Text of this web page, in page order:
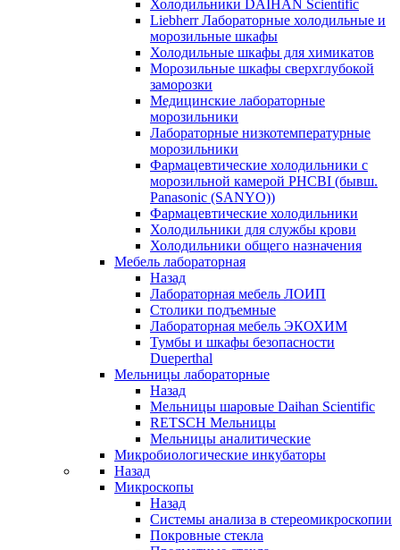
Холодильники DAIHAN Scientific
Liebherr Лабораторные холодильные и
морозильные шкафы
Холодильные шкафы для химикатов
Морозильные шкафы сверхглубокой
заморозки
Медицинские лабораторные
морозильники
Лабораторные низкотемпературные
морозильники
Фармацевтические холодильники с
морозильной камерой PHCBI (бывш.
Panasonic (SANYO))
Фармацевтические холодильники
Холодильники для службы крови
Холодильники общего назначения
Мебель лабораторная
Назад
Лабораторная мебель ЛОИП
Столики подъемные
Лабораторная мебель ЭКОХИМ
Тумбы и шкафы безопасности
Dueperthal
Мельницы лабораторные
Назад
Мельницы шаровые Daihan Scientific
RETSCH Мельницы
Мельницы аналитические
Микробиологические инкубаторы
Назад
Микроскопы
Назад
Системы анализа в стереомикроскопии
Покровные стекла